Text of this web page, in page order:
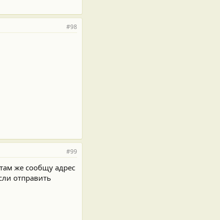
#98
#99
же сообщу адрес
отправить